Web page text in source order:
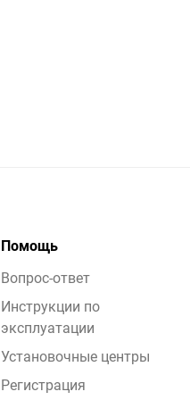
Помощь
Вопрос-ответ
Инструкции по
эксплуатации
Установочные центры
Регистрация